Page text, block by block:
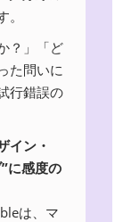
。
？」「ど
た問いに
行錯誤の
イン・
に感度の
は、マ